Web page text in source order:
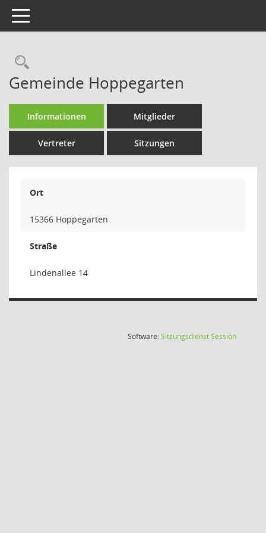
Toggle navigation
Rechercheauswahl
Gemeinde Hoppegarten
Informationen Mitglieder
Vertreter Sitzungen
Ort
15366 Hoppegarten
Straße
Lindenallee 14
Software:SitzungsdienstSession(Wird in